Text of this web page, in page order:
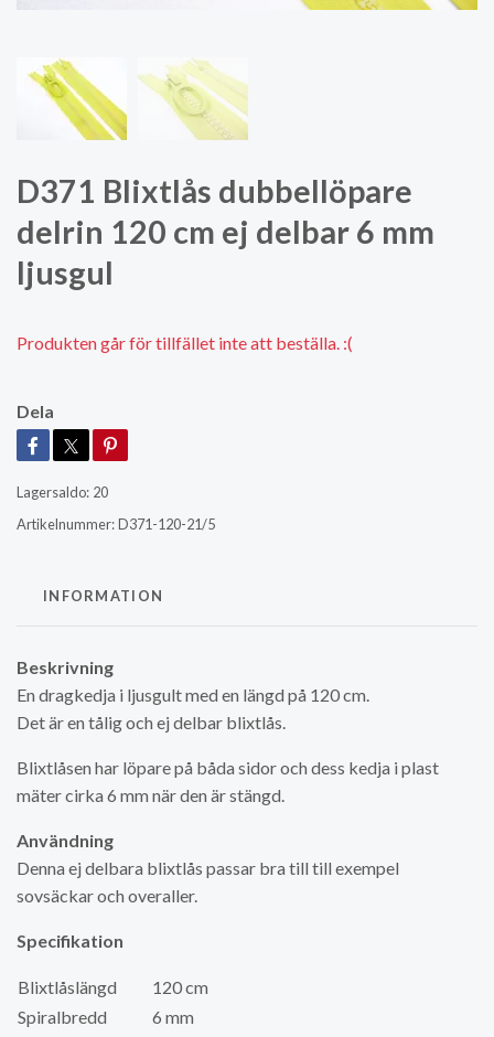
D371 Blixtlås dubbellöpare
delrin 120 cm ej delbar 6 mm
ljusgul
Produkten går för tillfället inte att beställa. :(
Dela
Lagersaldo: 20
Artikelnummer:D371-120-21/5
INFORMATION
Beskrivning
En dragkedja i ljusgult med en längd på 120 cm.
Det är en tålig och ej delbar blixtlås.
Blixtlåsen har löpare på båda sidor och dess kedja i plast
mäter cirka 6 mm när den är stängd.
Användning
Denna ej delbara blixtlås passar bra till till exempel
sovsäckar och overaller.
Specifikation
Blixtlåslängd
120 cm
Spiralbredd
6 mm